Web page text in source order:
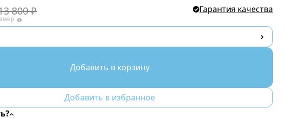
800₽ Гарантия качества
Добавить в корзину
Добавить в избранное